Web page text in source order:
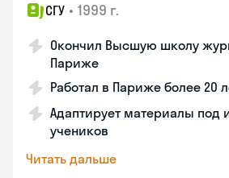
СГУ • 1999 г.
Окончил Высшую школу
Париже
Работал в Париже более 20
Адаптирует материалы под
учеников
Читать дальше